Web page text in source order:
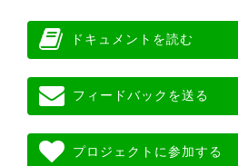
ドキュメントを読む
フィードバックを送る
プロジェクトに参加する